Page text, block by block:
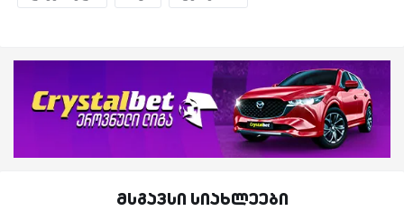
მსგავსი სიახლეები